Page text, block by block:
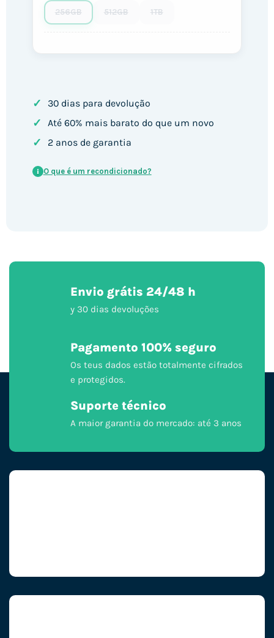
256GB 512GB 1TB
✓ 30 dias para devolução
✓ Até 60% mais barato do que um novo
✓ 2 anos de garantia
i O que é um recondicionado?
Envio grátis 24/48 h
y 30 dias devoluções
Pagamento 100% seguro
Os teus dados estão totalmente cifrados
e protegidos.
Suporte técnico
A maior garantia do mercado: até 3 anos